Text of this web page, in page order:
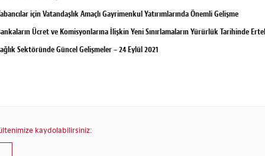
için Vatandaşlık Amaçlı Gayrimenkul Yatırımlarında Önemli Gelişme
Ücret ve Komisyonlarına İlişkin Yeni Sınırlamaların Yürürlük Tarihinde
Sektöründe Güncel Gelişmeler – 24 Eylül 2021
kaydolabilirsiniz: